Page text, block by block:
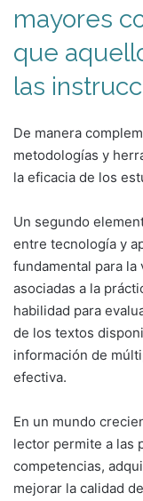
mayores
que
las
De manera
metodologías y
la eficacia de los
Un segundo
entre tecnología y
fundamental para la
asociadas a la
habilidad para
de los textos
información de
efectiva.
En un mundo
lector permite a las
competencias,
mejorar la calidad